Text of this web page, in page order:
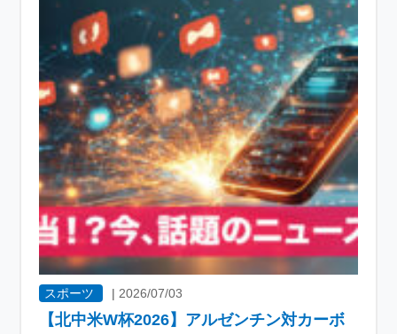
スポーツ | 2026/07/03
【北中米W杯2026】アルゼンチン対カーボ